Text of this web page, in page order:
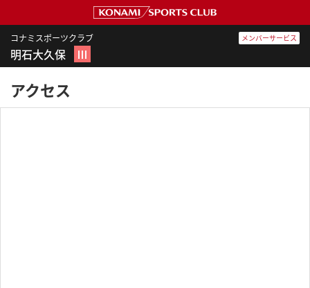
コナミスポーツクラブ
明石大久保 Ⅲ
メンバーサービス
アクセス